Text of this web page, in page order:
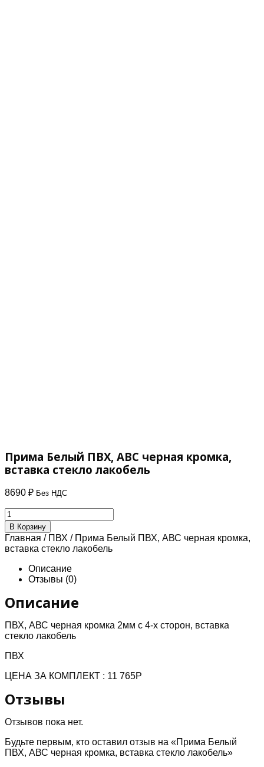
Прима Белый ПВХ, АВС черная кромка,
вставка стекло лакобель
8690 ₽ Без НДС
Количество
товара
Прима
Белый
ПВХ,
АВС
черная
вставка
стекло
В Корзину
Главная / ПВХ / Прима Белый ПВХ, АВС черная кромка,
вставка стекло лакобель
Описание
Отзывы (0)
Описание
ПВХ, АВС черная кромка 2мм с 4-х сторон, вставка
стекло лакобель
ПВХ
ЦЕНА ЗА КОМПЛЕКТ : 11 765P
Отзывы
Отзывов пока нет.
Будьте первым, кто оставил отзыв на «Прима Белый
ПВХ, АВС черная кромка, вставка стекло лакобель»